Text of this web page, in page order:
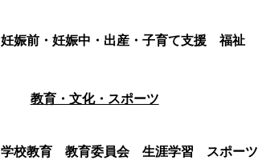
妊娠前・妊娠中・出産・子育て支援 福祉
教育・文化・スポーツ
学校教育 教育委員会 生涯学習 スポーツ